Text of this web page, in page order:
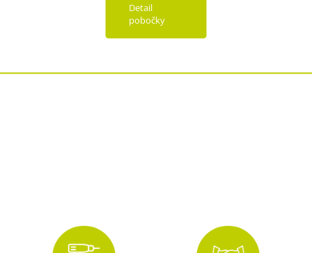
Detail
pobočky